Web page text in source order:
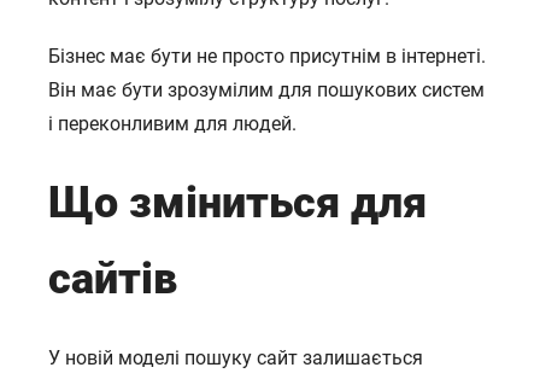
Бізнес має бути не просто присутнім в інтернеті.
Він має бути зрозумілим для пошукових систем
і переконливим для людей.
Що зміниться для
сайтів
У новій моделі пошуку сайт залишається